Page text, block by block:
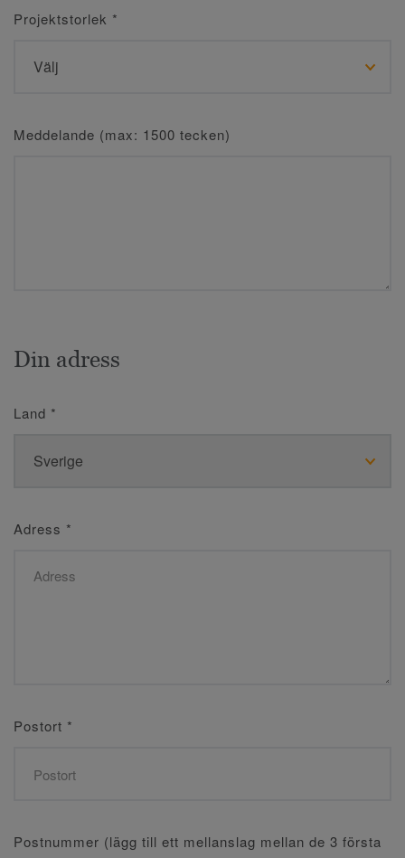
Projektstorlek *
Meddelande (max: 1500 tecken)
Din adress
Land *
Adress *
Postort *
Postnummer (lägg till ett mellanslag mellan de 3 första